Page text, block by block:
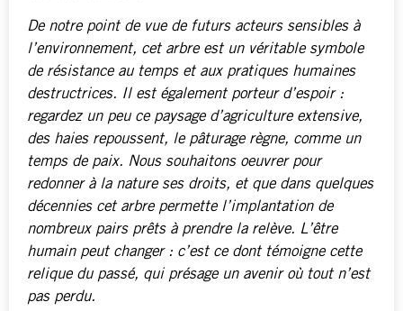
De notre point de vue de futurs acteurs sensibles à
l’environnement, cet arbre est un véritable symbole
de résistance au temps et aux pratiques humaines
destructrices. Il est également porteur d’espoir :
regardez un peu ce paysage d’agriculture extensive,
des haies repoussent, le pâturage règne, comme un
temps de paix. Nous souhaitons oeuvrer pour
redonner à la nature ses droits, et que dans quelques
décennies cet arbre permette l’implantation de
nombreux pairs prêts à prendre la relève. L’être
humain peut changer : c’est ce dont témoigne cette
relique du passé, qui présage un avenir où tout n’est
pas perdu.